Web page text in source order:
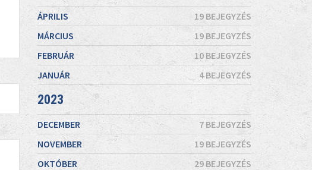
ÁPRILIS
19 BEJEGYZÉS
MÁRCIUS
19 BEJEGYZÉS
FEBRUÁR
10 BEJEGYZÉS
JANUÁR
4 BEJEGYZÉS
2023
DECEMBER
7 BEJEGYZÉS
NOVEMBER
19 BEJEGYZÉS
OKTÓBER
29 BEJEGYZÉS